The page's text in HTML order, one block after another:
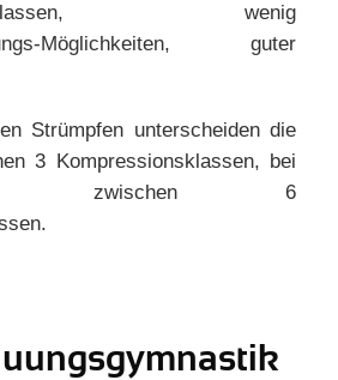
wenig
Möglichkeiten, guter
Strümpfen unterscheiden die
3 Kompressionsklassen, bei
zwischen 6